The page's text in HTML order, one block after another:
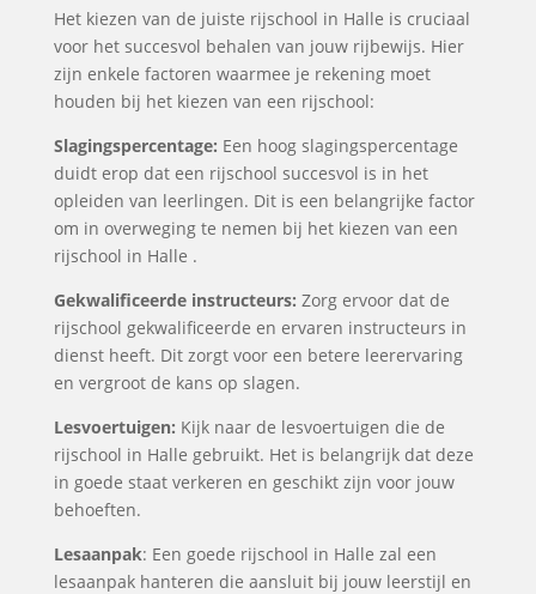
Het kiezen van de juiste rijschool in Halle is cruciaal
voor het succesvol behalen van jouw rijbewijs. Hier
zijn enkele factoren waarmee je rekening moet
houden bij het kiezen van een rijschool:
Slagingspercentage: Een hoog slagingspercentage
duidt erop dat een rijschool succesvol is in het
opleiden van leerlingen. Dit is een belangrijke factor
om in overweging te nemen bij het kiezen van een
rijschool in Halle .
Gekwalificeerde instructeurs: Zorg ervoor dat de
rijschool gekwalificeerde en ervaren instructeurs in
dienst heeft. Dit zorgt voor een betere leerervaring
en vergroot de kans op slagen.
Lesvoertuigen: Kijk naar de lesvoertuigen die de
rijschool in Halle gebruikt. Het is belangrijk dat deze
in goede staat verkeren en geschikt zijn voor jouw
behoeften.
Lesaanpak: Een goede rijschool in Halle zal een
lesaanpak hanteren die aansluit bij jouw leerstijl en